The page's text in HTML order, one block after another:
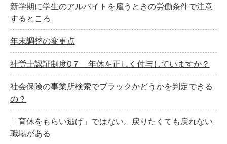
新学期に学生のアルバイトを雇うときの労働条件で注意
するところ
年末調整の変更点
社労士認証制度0７ 年休を正しく付与していますか？
社会保険の事業所検索でブラックかどうかを判定できる
の？
「育休をもらい逃げ」ではない。戻りたくても戻れない
職場がある